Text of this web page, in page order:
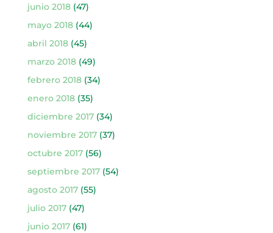
junio 2018(47)
mayo 2018(44)
abril 2018(45)
marzo 2018(49)
febrero 2018(34)
enero 2018(35)
diciembre 2017(34)
noviembre 2017(37)
octubre 2017(56)
septiembre 2017(54)
agosto 2017(55)
julio 2017(47)
junio 2017(61)